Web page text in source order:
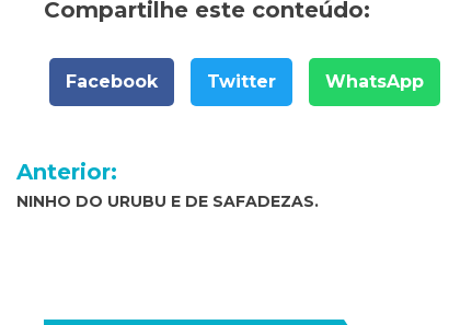
Compartilhe este conteúdo:
Facebook Twitter WhatsApp
Navegação
de
Anterior:
NINHO DO URUBU E DE SAFADEZAS.